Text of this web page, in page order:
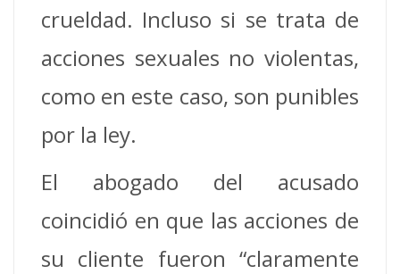
crueldad. Incluso si se trata de
acciones sexuales no violentas,
como en este caso, son punibles
por la ley.
El abogado del acusado
coincidió en que las acciones de
su cliente fueron “claramente